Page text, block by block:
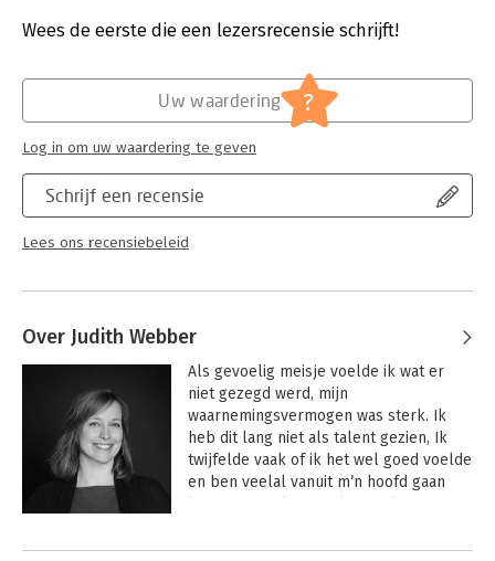
Verschijningsdatum:
26-9-2023
Persoonlijke effectiviteit
Wees de eerste die een lezersrecensie schrijft!
Schrijf een recensie
Lees ons recensiebeleid
Uw waardering ?
Log in om uw waardering te geven
Over Judith Webber
Als gevoelig meisje voelde ik wat er
niet gezegd werd, mijn
waarnemingsvermogen was sterk. Ik
heb dit lang niet als talent gezien, Ik
twijfelde vaak of ik het wel goed voelde
en ben veelal vanuit m’n hoofd gaan
verandering te brengen, duurzame
Andere boeken door Judith Webber